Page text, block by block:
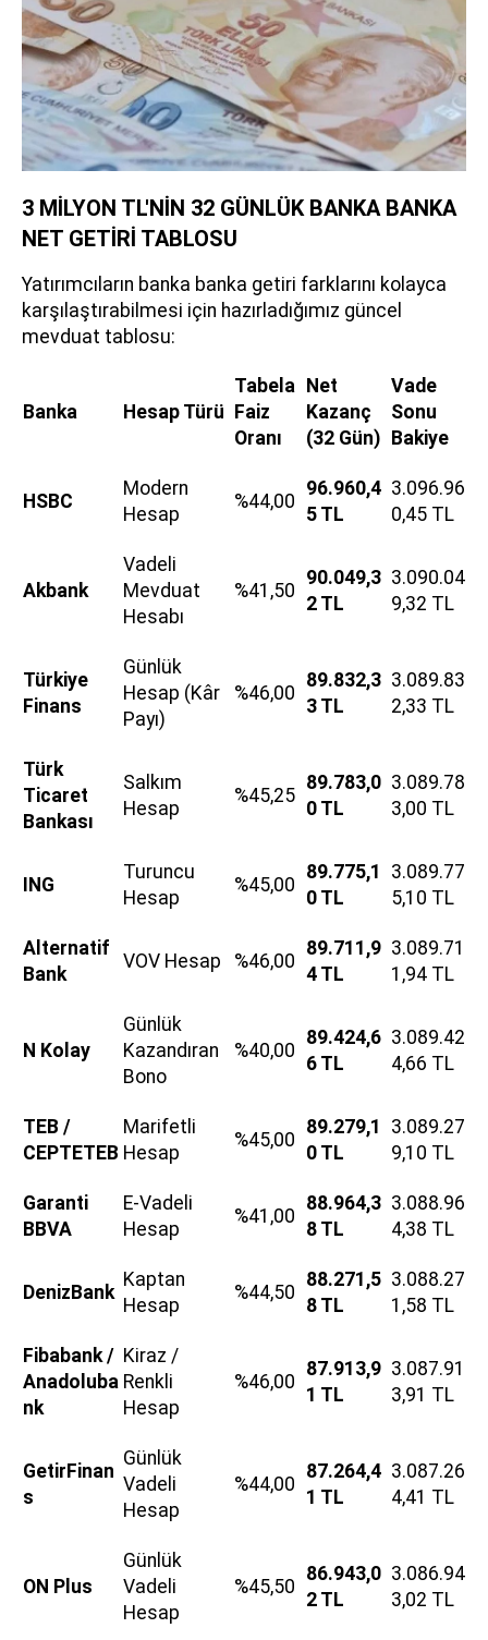
3 MİLYON TL'NİN 32 GÜNLÜK BANKA BANKA
NET GETİRİ TABLOSU
Yatırımcıların banka banka getiri farklarını kolayca
karşılaştırabilmesi için hazırladığımız güncel
mevduat tablosu:
Banka Hesap Türü
Tabela
Faiz
Oranı
Net
Kazanç
(32 Gün)
Vade
Sonu
Bakiye
HSBC
Modern
Hesap
%44,00
96.960,4
5 TL
3.096.96
0,45 TL
Akbank
Vadeli
Mevduat
Hesabı
%41,50
90.049,3
2 TL
3.090.04
9,32 TL
Türkiye
Finans
Günlük
Hesap (Kâr
Payı)
%46,00
89.832,3
3 TL
3.089.83
2,33 TL
Türk
Ticaret
Bankası
Salkım
Hesap
%45,25
89.783,0
0 TL
3.089.78
3,00 TL
ING
Turuncu
Hesap
%45,00
89.775,1
0 TL
3.089.77
5,10 TL
Alternatif
Bank
VOV Hesap %46,00
89.711,9
4 TL
3.089.71
1,94 TL
N Kolay
Günlük
Kazandıran
Bono
%40,00
89.424,6
6 TL
3.089.42
4,66 TL
TEB /
CEPTETEB
Marifetli
Hesap
%45,00
89.279,1
0 TL
3.089.27
9,10 TL
Garanti
BBVA
E-Vadeli
Hesap
%41,00
88.964,3
8 TL
3.088.96
4,38 TL
DenizBank
Kaptan
Hesap
%44,50
88.271,5
8 TL
3.088.27
1,58 TL
Fibabank /
Anadoluba
nk
Kiraz /
Renkli
Hesap
%46,00
87.913,9
1 TL
3.087.91
3,91 TL
GetirFinan
s
Günlük
Vadeli
Hesap
%44,00
87.264,4
1 TL
3.087.26
4,41 TL
ON Plus
Günlük
Vadeli
Hesap
%45,50
86.943,0
2 TL
3.086.94
3,02 TL